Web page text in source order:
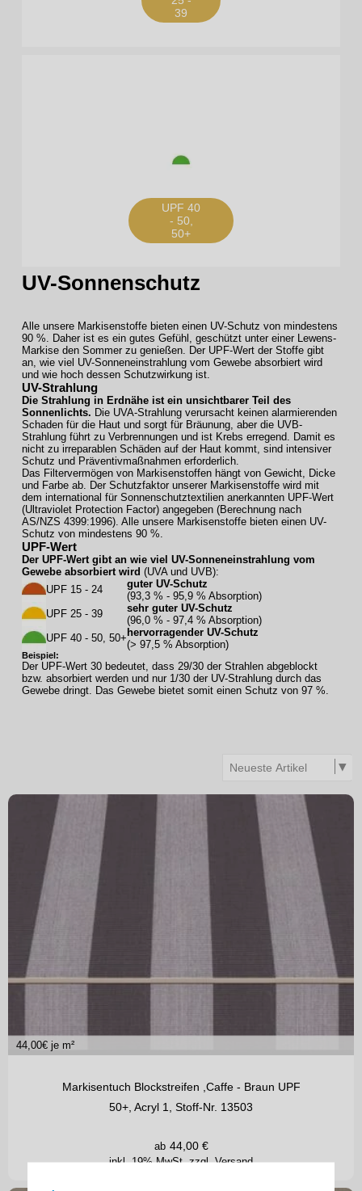
39
UPF 40
- 50,
50+
UV-Sonnenschutz
Alle unsere Markisenstoffe bieten einen UV-Schutz von mindestens
90 %. Daher ist es ein gutes Gefühl, geschützt unter einer Lewens-
Markise den Sommer zu genießen. Der UPF-Wert der Stoffe gibt
an, wie viel UV-Sonneneinstrahlung vom Gewebe absorbiert wird
und wie hoch dessen Schutzwirkung ist.
UV-Strahlung
Die Strahlung in Erdnähe ist ein unsichtbarer Teil des
Sonnenlichts. Die UVA-Strahlung verursacht keinen alarmierenden
Schaden für die Haut und sorgt für Bräunung, aber die UVB-
Strahlung führt zu Verbrennungen und ist Krebs erregend. Damit es
nicht zu irreparablen Schäden auf der Haut kommt, sind intensiver
Schutz und Präventivmaßnahmen erforderlich.
Das Filtervermögen von Markisenstoffen hängt von Gewicht, Dicke
und Farbe ab. Der Schutzfaktor unserer Markisenstoffe wird mit
dem international für Sonnenschutztextilien anerkannten UPF-Wert
(Ultraviolet Protection Factor) angegeben (Berechnung nach
AS/NZS 4399:1996). Alle unsere Markisenstoffe bieten einen UV-
Schutz von mindestens 90 %.
UPF-Wert
Der UPF-Wert gibt an wie viel UV-Sonneneinstrahlung vom
Gewebe absorbiert wird (UVA und UVB):
UPF 15 - 24
guter UV-Schutz
(93,3 % - 95,9 % Absorption)
UPF 25 - 39
sehr guter UV-Schutz
(96,0 % - 97,4 % Absorption)
UPF 40 - 50, 50+ hervorragender UV-Schutz
(> 97,5 % Absorption)
Beispiel:
Der UPF-Wert 30 bedeutet, dass 29/30 der Strahlen abgeblockt
bzw. absorbiert werden und nur 1/30 der UV-Strahlung durch das
Gewebe dringt. Das Gewebe bietet somit einen Schutz von 97 %.
44,00€ je m²
Markisentuch Blockstreifen ,Caffe - Braun UPF
50+, Acryl 1, Stoff-Nr. 13503
inkl. 19% MwSt.zzgl. Versand
ab 44,00€